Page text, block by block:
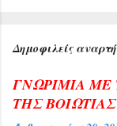
Δημοφιλείς
ΓΝΩΡΙΜΙΑ ΜΕ
ΤΗΣ ΒΟΙΩΤΙΑΣ